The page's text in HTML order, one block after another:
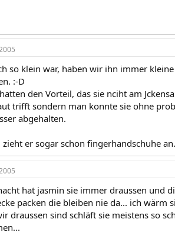
so klein war, haben wir ihn immer
:-D
den Vorteil, das sie nciht am
trifft sondern man konnte sie ohne
abgehalten.
zieht er sogar schon fingerhandschuhe
hat jasmin sie immer draussen und
packen die bleiben nie da... ich
draussen sind schläft sie meistens so